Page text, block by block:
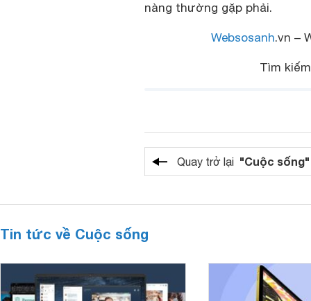
nàng thường gặp phải.
Websosanh.vn –
Tìm
Quay trở lại "Cuộc sống"
Tin tức về Cuộc sống